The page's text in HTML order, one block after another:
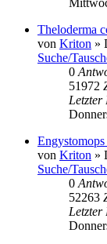
Theloderma
von Kriton »
Suche/
0
51972
Letzter
von Kriton »
Suche/
0
52263
Letzter